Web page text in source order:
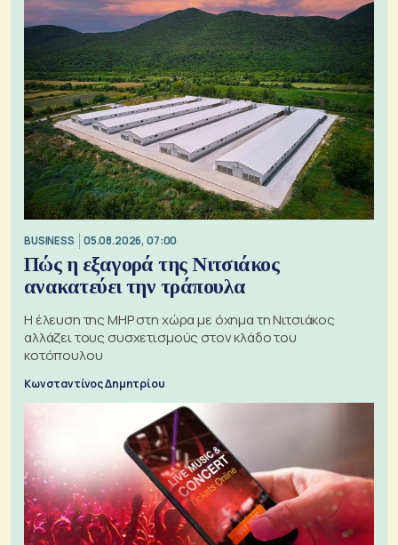
BUSINESS 05.08.2026, 07:00
Πώς η εξαγορά της Νιτσιάκος
ανακατεύει την τράπουλα
H έλευση της MHP στη χώρα με όχημα τη Νιτσιάκος
αλλάζει τους συσχετισμούς στον κλάδο του
κοτόπουλου
Κωνσταντίνος Δημητρίου